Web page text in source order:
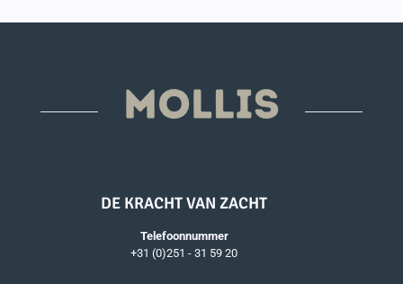
DE KRACHT VAN ZACHT
Telefoonnummer
+31 (0)251 - 31 59 20